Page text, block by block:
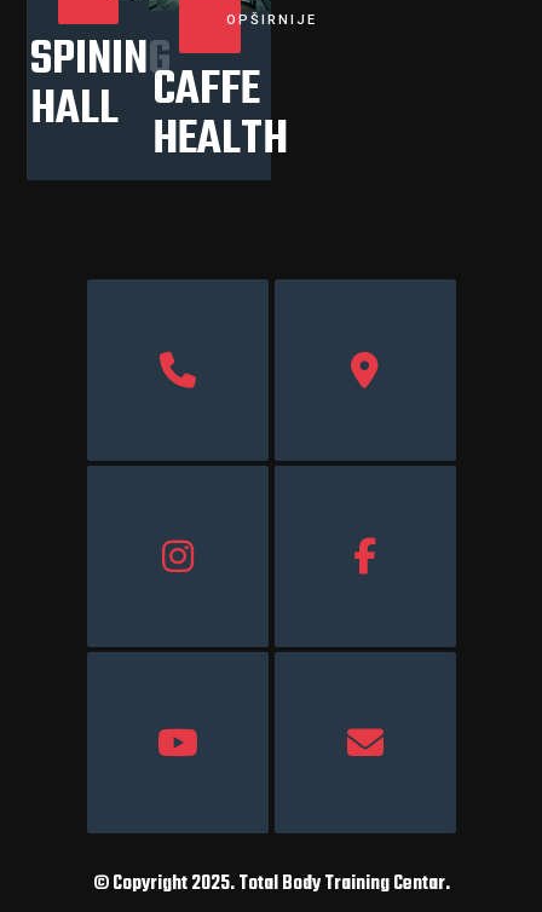
SPINING
HALL
OPŠIRNIJE
CAFFE
HEALTH
© Copyright 2025. Total Body Training Centar.